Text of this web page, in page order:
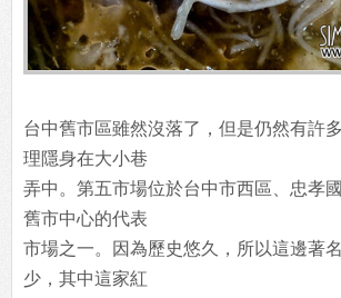
台中舊市區雖然沒落了，但是仍然有許
理隱身在大小巷
弄中。第五市場位於台中市西區、忠孝
舊市中心的代表
市場之一。因為歷史悠久，所以這邊著
少，其中這家紅